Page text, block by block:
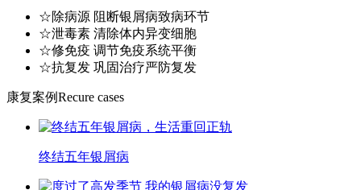
☆除病源 阻断银屑病致病环节
☆泄毒素 清除体内异变细胞
☆修免疫 调节免疫系统平衡
☆抗复发 巩固治疗严防复发
康复案例Recure cases
终结五年银屑病